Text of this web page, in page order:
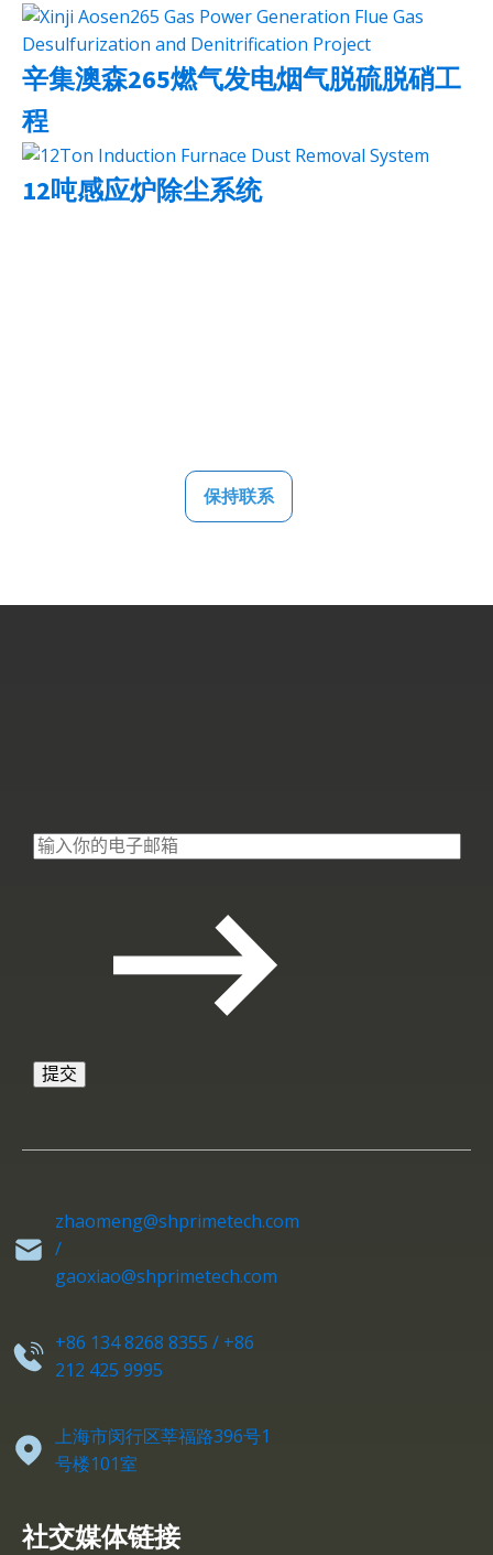
辛集澳森265燃气发电烟气脱硫脱硝工
程
12吨感应炉除尘系统
保持联系
zhaomeng@shprimetech.com
/
gaoxiao@shprimetech.com
+86 134 8268 8355 / +86
212 425 9995
上海市闵行区莘福路396号1
号楼101室
社交媒体链接